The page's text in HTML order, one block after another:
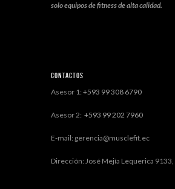
solo equipos de fitness de alta calidad.
Contactos
Asesor 1: +593 99 308 6790
Asesor 2: +593 99 202 7960
E-mail: gerencia@musclefit.ec
Dirección: José Mejía Lequerica 9133,